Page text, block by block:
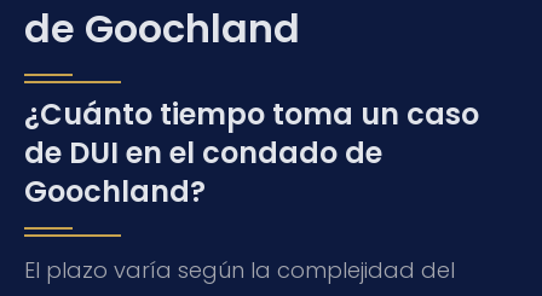
de Goochland
¿Cuánto tiempo toma un caso
de DUI en el condado de
Goochland?
El plazo varía según la complejidad del